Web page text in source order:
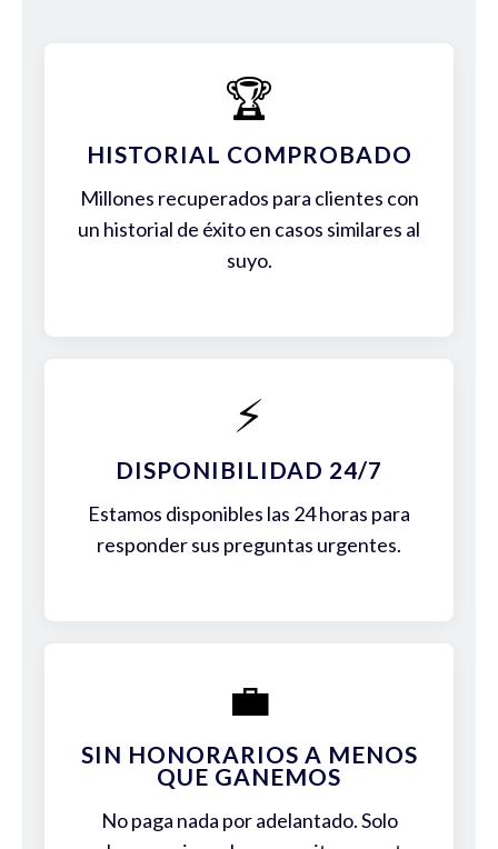
🏆
HISTORIAL COMPROBADO
Millones recuperados para clientes con
un historial de éxito en casos similares al
suyo.
⚡
DISPONIBILIDAD 24/7
Estamos disponibles las 24 horas para
responder sus preguntas urgentes.
💼
SIN HONORARIOS A MENOS
QUE GANEMOS
No paga nada por adelantado. Solo